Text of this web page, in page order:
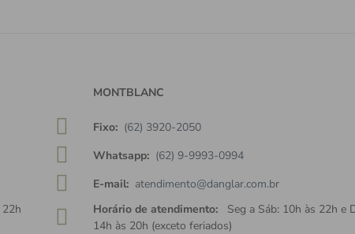
22h
MONTBLANC
Fixo: (62) 3920-2050
Whatsapp: (62) 9-9993-0994
E-mail: atendimento@danglar.com.br
Horário de atendimento:
Seg a Sáb: 10h às 22h e
14h às 20h (exceto feriados)